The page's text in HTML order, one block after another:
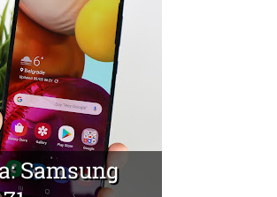
Samsung